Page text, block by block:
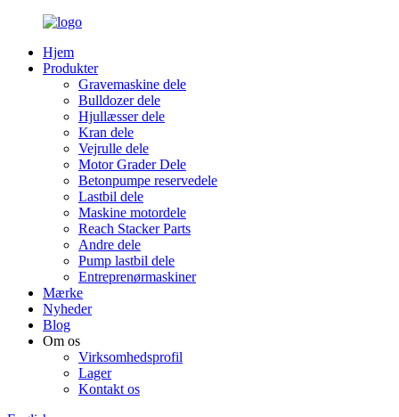
Hjem
Produkter
Gravemaskine dele
Bulldozer dele
Hjullæsser dele
Kran dele
Vejrulle dele
Motor Grader Dele
Betonpumpe reservedele
Lastbil dele
Maskine motordele
Reach Stacker Parts
Andre dele
Pump lastbil dele
Entreprenørmaskiner
Mærke
Nyheder
Blog
Om os
Virksomhedsprofil
Lager
Kontakt os